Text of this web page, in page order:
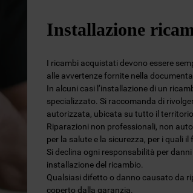
Installazione
I ricambi acquistati devono essere
alle avvertenze fornite nella
In alcuni casi l’installazione di un
specializzato. Si raccomanda di
autorizzata, ubicata su tutto il
Riparazioni non professionali, non
per la salute e la sicurezza, per i quali
Si declina ogni responsabilità per
installazione del ricambio.
Qualsiasi difetto o danno causato da
coperto dalla garanzia.